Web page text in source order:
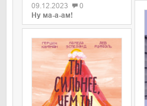
09.12.2023
0
Ну ма-а-ам!